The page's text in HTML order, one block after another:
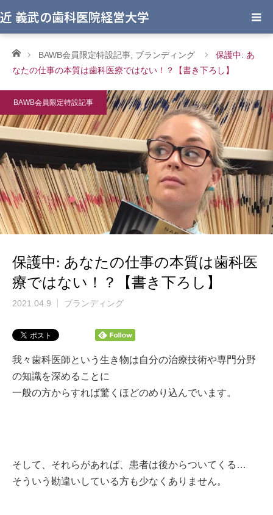
近 義武の歯科医院経営大学
ホームBAWB会員限定特設記事 ブランディング
保護中: あ
なたの仕事の本質は歯科医療ではない！？【書き下ろし】
BAWB会員限定特設記事
保護中: あなたの仕事の本質は歯科医
療ではない！？【書き下ろし】
2021.04.9 ブランディング
我々歯科医師という生き物は自分の治療技術や専門分野
の知識を深めることに
一般の方からすれば驚くほどのめり込んでいます。
そして、 それらがあれば、 患者は後からついてくる…
そういう勘違いしている方も少なくありません。